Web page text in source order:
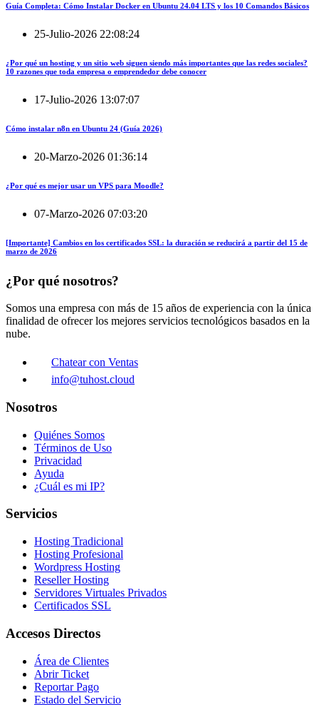
Guía Completa: Cómo Instalar Docker en Ubuntu 24.04 LTS y los 10 Comandos Básicos
25-Julio-2026 22:08:24
¿Por qué un hosting y un sitio web siguen siendo más importantes que las redes sociales?
10 razones que toda empresa o emprendedor debe conocer
17-Julio-2026 13:07:07
Cómo instalar n8n en Ubuntu 24 (Guía 2026)
20-Marzo-2026 01:36:14
¿Por qué es mejor usar un VPS para Moodle?
07-Marzo-2026 07:03:20
[Importante] Cambios en los certificados SSL: la duración se reducirá a partir del 15 de
marzo de 2026
¿Por qué nosotros?
Somos una empresa con más de 15 años de experiencia con la única
finalidad de ofrecer los mejores servicios tecnológicos basados en la
nube.
Chatear con Ventas
info@tuhost.cloud
Nosotros
Quiénes Somos
Términos de Uso
Privacidad
Ayuda
¿Cuál es mi IP?
Servicios
Hosting Tradicional
Hosting Profesional
Wordpress Hosting
Reseller Hosting
Servidores Virtuales Privados
Certificados SSL
Accesos Directos
Área de Clientes
Abrir Ticket
Reportar Pago
Estado del Servicio